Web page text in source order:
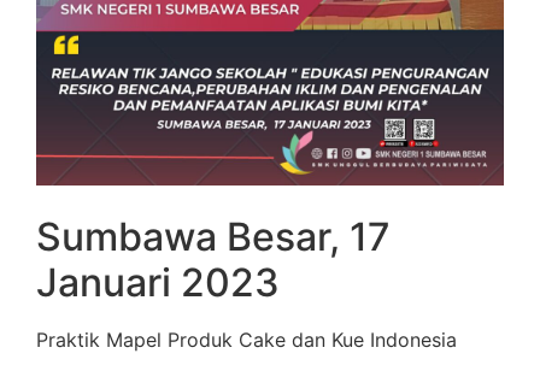
Sumbawa Besar, 17
Januari 2023
Praktik Mapel Produk Cake dan Kue Indonesia